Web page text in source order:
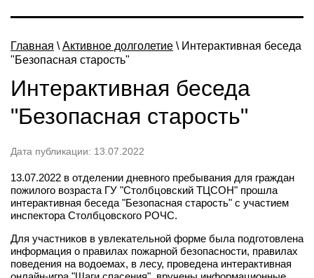
Главная \ Активное долголетие \ Интерактивная беседа
"Безопасная старость"
Интерактивная беседа
"Безопасная старость"
Дата публикации: 13.07.2022
13.07.2022 в отделении дневного пребывания для граждан
пожилого возраста ГУ "Столбцовский ТЦСОН" прошла
интерактивная беседа "Безопасная старость" с участием
инспектора Столбцовского РОЧС.
Для участников в увлекательной форме была подготовлена
информация о правилах пожарной безопасности, правилах
поведения на водоемах, в лесу, проведена интерактивная